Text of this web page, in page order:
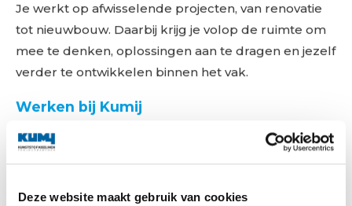
Deze website maakt gebruik van cookies
Je werkt op afwisselende projecten, van renovatie
tot nieuwbouw. Daarbij krijg je volop de ruimte om
mee te denken, oplossingen aan te dragen en jezelf
verder te ontwikkelen binnen het vak.
Werken bij Kumij
Kumij ontwikkelt, produceert en monteert
duurzame oplossingen en tevreden klanten.